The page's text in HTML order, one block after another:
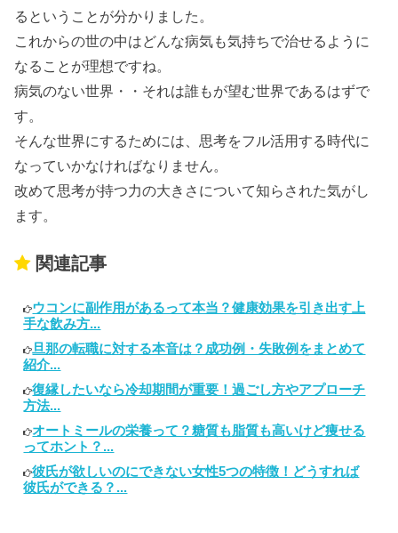
るということが分かりました。
これからの世の中はどんな病気も気持ちで治せるように
なることが理想ですね。
病気のない世界・・それは誰もが望む世界であるはずで
す。
そんな世界にするためには、思考をフル活用する時代に
なっていかなければなりません。
改めて思考が持つ力の大きさについて知らされた気がし
ます。
関連記事
ウコンに副作用があるって本当？健康効果を引き出す上
手な飲み方...
旦那の転職に対する本音は？成功例・失敗例をまとめて
紹介...
復縁したいなら冷却期間が重要！過ごし方やアプローチ
方法...
オートミールの栄養って？糖質も脂質も高いけど痩せる
ってホント？...
彼氏が欲しいのにできない女性5つの特徴！どうすれば
彼氏ができる？...